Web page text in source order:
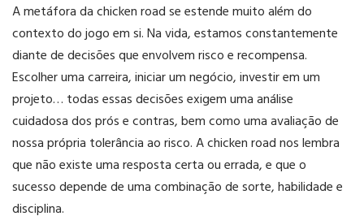
A metáfora da chicken road se estende muito além do
contexto do jogo em si. Na vida, estamos constantemente
diante de decisões que envolvem risco e recompensa.
Escolher uma carreira, iniciar um negócio, investir em um
projeto… todas essas decisões exigem uma análise
cuidadosa dos prós e contras, bem como uma avaliação de
nossa própria tolerância ao risco. A chicken road nos lembra
que não existe uma resposta certa ou errada, e que o
sucesso depende de uma combinação de sorte, habilidade e
disciplina.